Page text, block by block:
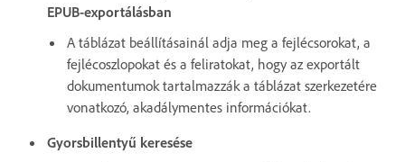
EPUB-exportálásban
A táblázat beállításainál adja meg a fejlécsorokat, a
fejlécoszlopokat és a feliratokat, hogy az exportált
dokumentumok tartalmazzák a táblázat szerkezetére
vonatkozó, akadálymentes információkat.
Gyorsbillentyű keresése